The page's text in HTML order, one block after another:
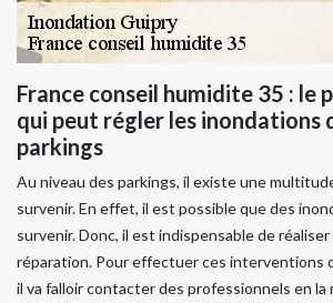
France conseil humidite 35 : le
qui peut régler les inondations
parkings
Au niveau des parkings, il existe une
survenir. En effet, il est possible que des
survenir. Donc, il est indispensable de
réparation. Pour effectuer ces interventions
il va falloir contacter des professionnels en la